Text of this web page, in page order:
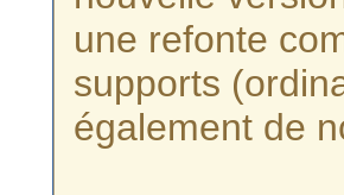
une refonte
supports
également de